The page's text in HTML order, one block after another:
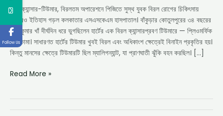
হার্টে ক্যান্সার-টিউমার, বিরলতম অপারেশনে পিজিতে সুস্থ যুবক বিরল রোগের চিকিৎসায়
আবারও ইতিহাস গড়ল কলকাতার এসএসকেএম হাসপাতাল। বাঁকুড়ার কোতুলপুরের ৩৪ বছরের
মানসকুমার খাঁ দীর্ঘদিন ধরে ভুগছিলেন হার্টের এক বিরল ক্যান্সারপ্রবণ টিউমারে — প্লিওমর্ফিক
সারকোমা। সাধারণত হার্টের টিউমার খুবই বিরল এবং অধিকাংশ ক্ষেত্রেই বিনাইন প্রকৃতির হয়।
কিন্তু মানসের ক্ষেত্রে টিউমারটি ছিল ম্যালিগন্যান্ট, যা প্রাণঘাতী ঝুঁকি বহন করছিল। […]
Read More »
Follow Us